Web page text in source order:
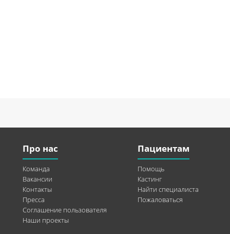
Про нас
Команда
Вакансии
Контакты
Пресса
Соглашение пользователя
Наши проекты
Пациентам
Помощь
Кастинг
Найти специалиста
Пожаловаться